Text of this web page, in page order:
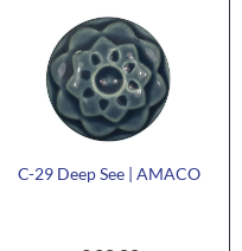
C-29 Deep See | AMACO